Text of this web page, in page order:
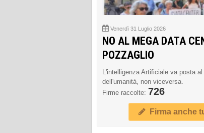
Venerdì 31 Luglio 2026
NO AL MEGA DATA
POZZAGLIO
L'intelligenza Artificiale va posta
dell'umanità, non viceversa.
Firme raccolte: 726
Firma anche